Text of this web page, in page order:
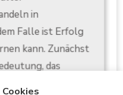
in
Falle ist Erfolg
kann. Zunächst
das